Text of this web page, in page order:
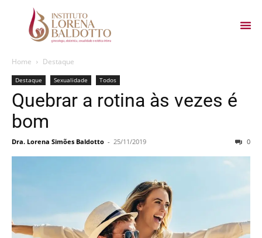
Home Destaque
Destaque Sexualidade Todos
Quebrar a rotina às vezes é
bom
Dra. Lorena Simões Baldotto - 25/11/2019 0